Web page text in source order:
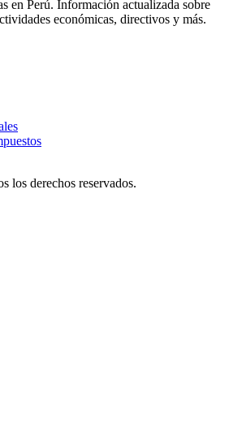
en Perú. Información actualizada sobre
económicas, directivos y más.
los derechos reservados.